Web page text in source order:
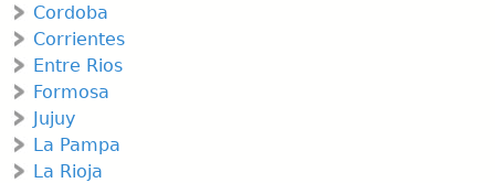
Cordoba
Corrientes
Entre Rios
Formosa
Jujuy
La Pampa
La Rioja